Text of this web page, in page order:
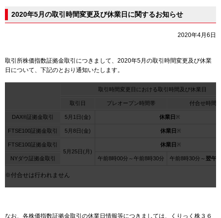
2020年5月の取引時間変更及び休業日に関するお知らせ
2020年4月6日
取引所株価指数証拠金取引につきまして、2020年5月の取引時間変更及び休業
日について、下記のとおり通知いたします。
取引時間変更日における取引時間及び休業日
取引日 プレオープン時間帯 付合せ時間
DAX®証拠金取引 5月1日(金) 休業日 ※
FTSE100証拠金取引 5月8日(金) 休業日 ※
FTSE100証拠金取引
5月25日(月)
休業日 ※
NYダウ証拠金取引 午前8時00分～午前8時30分 午前8時30分～ 翌午
※付合せは行われません
なお、各株価指数証拠金取引の休業日情報等につきましては、くりっく株３６